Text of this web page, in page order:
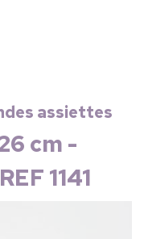
assiettes
cm -
1141